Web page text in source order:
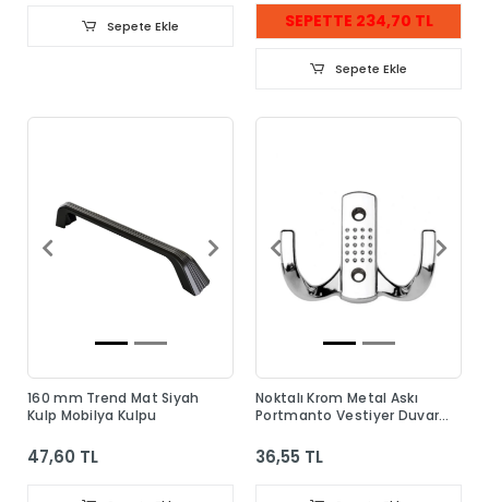
Sepete Ekle SEPETTE 234,70 TL
Sepete Ekle
160 mm Trend Mat Siyah
Kulp Mobilya Kulpu
47,60 TL
Noktalı Krom Metal Askı
Portmanto Vestiyer Duvar
36,55 TL